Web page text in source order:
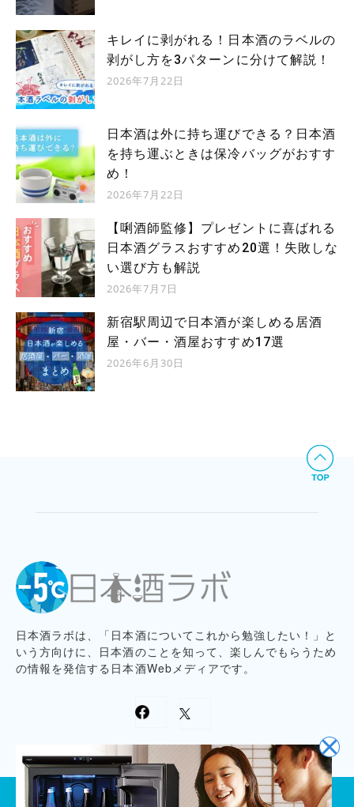
キレイに剥がれる！日本酒のラベルの
剥がし方を3パターンに分けて解説！
2026年7月22日
日本酒は外に持ち運びできる？日本酒
を持ち運ぶときは保冷バッグがおすす
め！
2026年7月22日
【唎酒師監修】プレゼントに喜ばれる
日本酒グラスおすすめ20選！失敗しな
い選び方も解説
2026年7月7日
新宿駅周辺で日本酒が楽しめる居酒
屋・バー・酒屋おすすめ17選
2026年6月30日
日本酒ラボは、「日本酒についてこれから勉強したい！」と
いう方向けに、日本酒のことを知って、楽しんでもらうため
の情報を発信する日本酒Webメディアです。
プライバシーポリシー
記事コンテンツ制作ポリシー